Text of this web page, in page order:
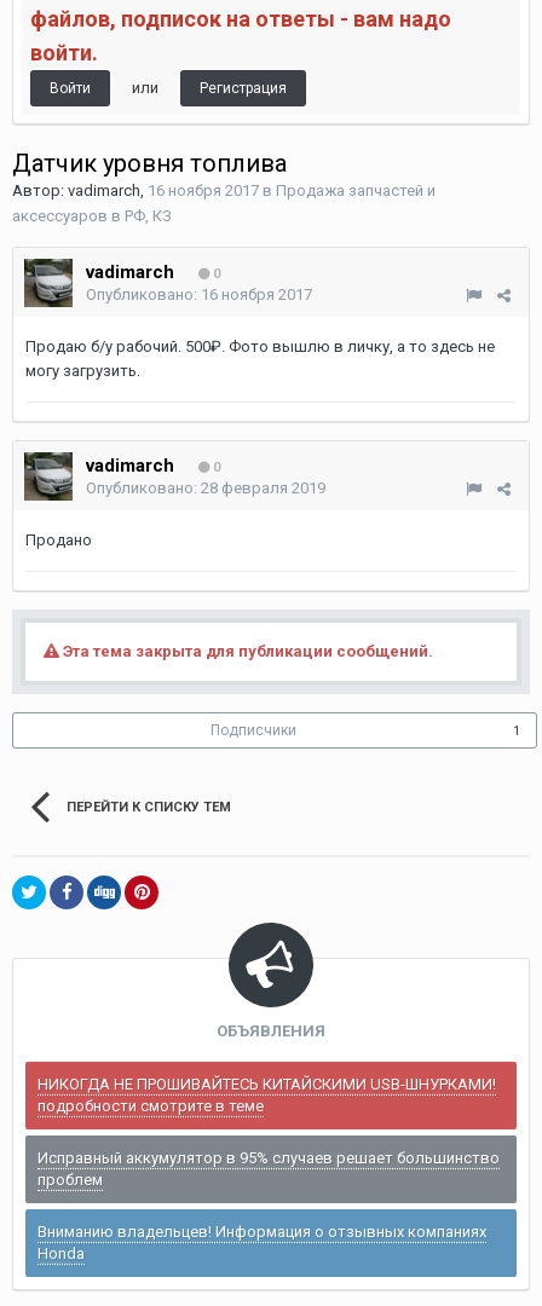
файлов, подписок на ответы - вам надо
войти.
Войти или Регистрация
Датчик уровня топлива
Автор: vadimarch, 16 ноября 2017 в Продажа запчастей и
аксессуаров в РФ, КЗ
vadimarch 0
Опубликовано: 16 ноября 2017
Продаю б/у рабочий. 500₽. Фото вышлю в личку, а то здесь не
могу загрузить.
vadimarch 0
Опубликовано: 28 февраля 2019
Продано
Эта тема закрыта для публикации сообщений.
Подписчики 1
ПЕРЕЙТИ К СПИСКУ ТЕМ
ОБЪЯВЛЕНИЯ
НИКОГДА НЕ ПРОШИВАЙТЕСЬ КИТАЙСКИМИ USB-ШНУРКАМИ!
подробности смотрите в теме
Исправный аккумулятор в 95% случаев решает большинство
проблем
Вниманию владельцев! Информация о отзывных компаниях
Honda